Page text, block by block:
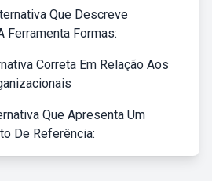
Que Descreve
Ferramenta Formas:
Correta Em Relação Aos
Que Apresenta Um
De Referência: